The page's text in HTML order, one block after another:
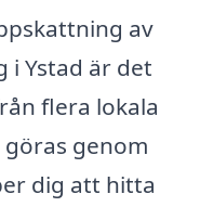
av
i Ystad är det
flera lokala
genom
dig att hitta